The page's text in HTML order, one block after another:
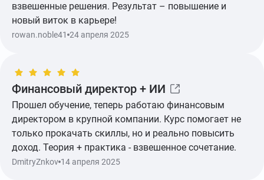
взвешенные решения. Результат – повышение и
новый виток в карьере!
Показать ещё
rowan.noble41 24 апреля 2025
Финансовый директор + ИИ
Прошел обучение, теперь работаю финансовым
директором в крупной компании. Курс помогает не
только прокачать скиллы, но и реально повысить
доход. Теория + практика - взвешенное сочетание.
DmitryZnkov 14 апреля 2025